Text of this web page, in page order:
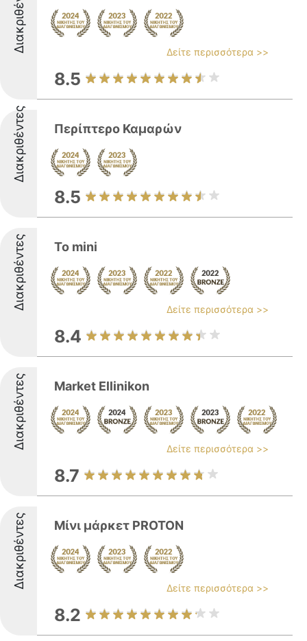
Δείτε περισσότερα >>
8.5
Διακριθέντες Περίπτερο Καμαρών
8.5
Διακριθέντες To mini
Δείτε περισσότερα >>
8.4
Διακριθέντες Market Ellinikon
Δείτε περισσότερα >>
8.7
Διακριθέντες Μίνι μάρκετ PROTON
Δείτε περισσότερα >>
8.2